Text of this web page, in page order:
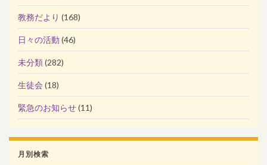
教務だより (168)
日々の活動 (46)
未分類(282)
生徒会 (18)
緊急のお知らせ(11)
月別検索